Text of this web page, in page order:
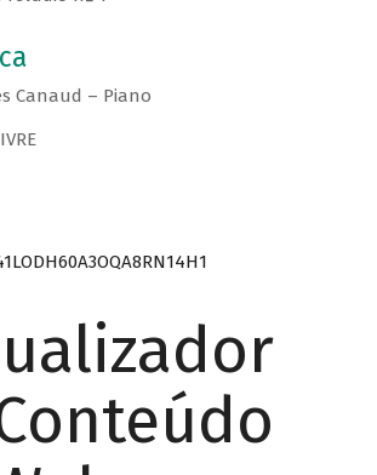
Canaud – Piano